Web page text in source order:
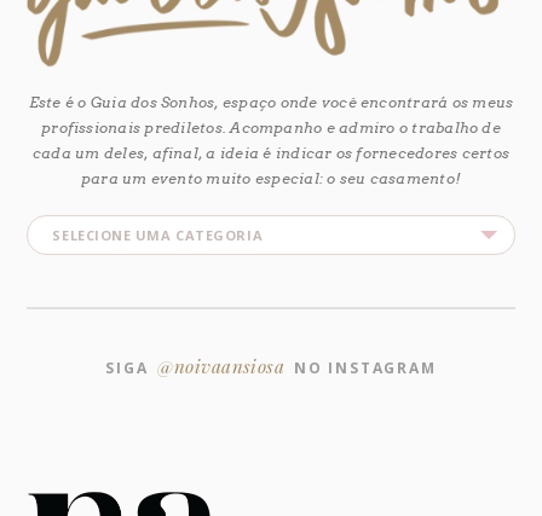
Este é o Guia dos Sonhos, espaço onde você encontrará os meus
profissionais prediletos. Acompanho e admiro o trabalho de
cada um deles, afinal, a ideia é indicar os fornecedores certos
para um evento muito especial: o seu casamento!
SIGA @noivaansiosa NO INSTAGRAM